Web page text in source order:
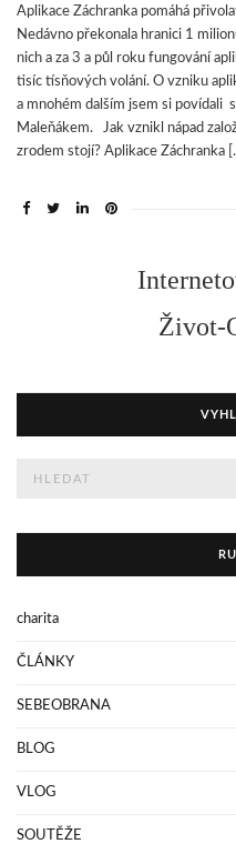
Aplikace Záchranka pomáhá
Nedávno překonala hranici 1
nich a za 3 a půl roku fungování
tisíc tísňových volání. O vzniku
a mnohém dalším jsem si povídali
Maleňákem. Jak vznikl nápad
zrodem stojí? Aplikace Záchranka
Život-
charita
ČLÁNKY
SEBEOBRANA
BLOG
VLOG
SOUTĚŽE